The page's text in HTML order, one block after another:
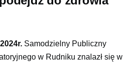
Samodzielny Publiczny
w Rudniku znalazł się w